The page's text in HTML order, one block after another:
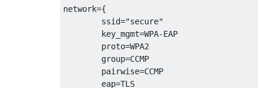
network={
        ssid="secure"
        key_mgmt=WPA-EAP
        proto=WPA2
        group=CCMP
        pairwise=CCMP
        eap=TLS